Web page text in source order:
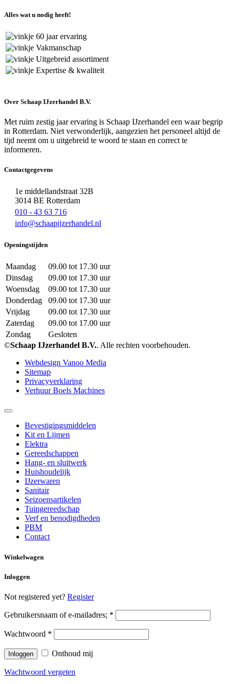
Alles wat u nodig heeft!
60 jaar ervaring
Vakmanschap
Uitgebreid assortiment
Expertise & kwaliteit
Over Schaap IJzerhandel B.V.
Met ruim zestig jaar ervaring is Schaap IJzerhandel een waar begrip
in Rotterdam. Niet verwonderlijk, aangezien het personeel altijd de
tijd neemt om u uitgebreid te woord te staan en correct te
informeren.
Contactgegevens
1e middellandstraat 32B
3014 BE Rotterdam
010 - 43 63 716
info@schaapijzerhandel.nl
Openingstijden
Maandag
09.00 tot 17.30 uur
Dinsdag
09.00 tot 17.30 uur
Woensdag
09.00 tot 17.30 uur
Donderdag
09.00 tot 17.30 uur
Vrijdag
09.00 tot 17.30 uur
Zaterdag
09.00 tot 17.00 uur
Zondag
Gesloten
©Schaap IJzerhandel B.V.. Alle rechten voorbehouden.
Webdesign Vanoo Media
Sitemap
Privacyverklaring
Verhuur Boels Machines
Bevestigingsmiddelen
Kit en Lijmen
Elektra
Gereedschappen
Hang- en sluitwerk
Huishoudelijk
IJzerwaren
Sanitair
Seizoensartikelen
Tuingereedschap
Verf en benodigdheden
PBM
Contact
Winkelwagen
Inloggen
Not registered yet? Register
Gebruikersnaam of e-mailadres; *
Wachtwoord *
Onthoud mij
Wachtwoord vergeten